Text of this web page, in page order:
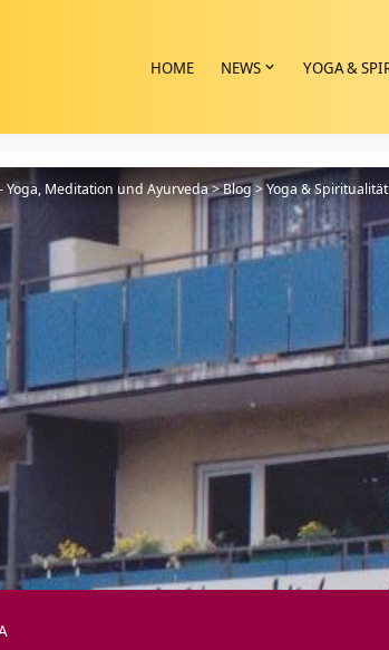
HOME NEWS YOGA &
Yoga, Meditation und Ayurveda>Blog>Yoga & Spiritualität